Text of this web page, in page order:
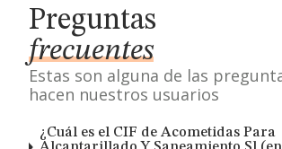
Preguntas
frecuentes
Estas son alguna de las
hacen nuestros usuarios
¿Cuál es el CIF de Acometidas Para